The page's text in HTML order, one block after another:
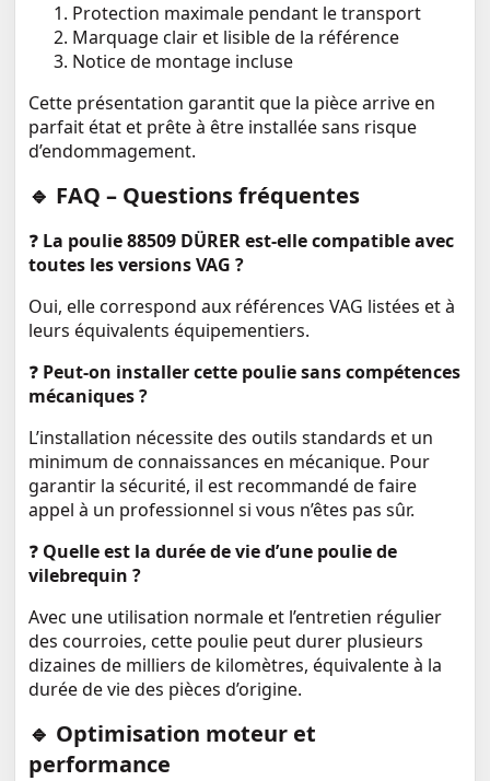
Protection maximale pendant le transport
Marquage clair et lisible de la référence
Notice de montage incluse
Cette présentation garantit que la pièce arrive en
parfait état et prête à être installée sans risque
d’endommagement.
🔹 FAQ – Questions fréquentes
❓ La poulie 88509 DÜRER est-elle compatible avec
toutes les versions VAG ?
Oui, elle correspond aux références VAG listées et à
leurs équivalents équipementiers.
❓ Peut-on installer cette poulie sans compétences
mécaniques ?
L’installation nécessite des outils standards et un
minimum de connaissances en mécanique. Pour
garantir la sécurité, il est recommandé de faire
appel à un professionnel si vous n’êtes pas sûr.
❓ Quelle est la durée de vie d’une poulie de
vilebrequin ?
Avec une utilisation normale et l’entretien régulier
des courroies, cette poulie peut durer plusieurs
dizaines de milliers de kilomètres, équivalente à la
durée de vie des pièces d’origine.
🔹 Optimisation moteur et
performance